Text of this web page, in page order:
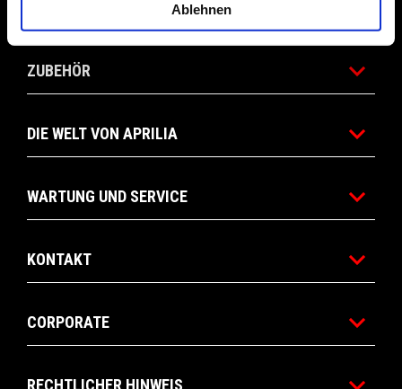
Ablehnen
ZUBEHÖR
DIE WELT VON APRILIA
WARTUNG UND SERVICE
KONTAKT
CORPORATE